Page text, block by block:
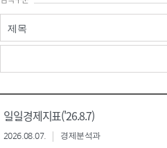
제목
일일경제지표('26.8.7)
2026.08.07. 경제분석과